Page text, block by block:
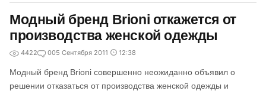
Модный бренд Brioni откажется от
производства женской одежды
4422 005 Сентября 2011 12:38
Модный бренд Brioni совершенно неожиданно объявил о
решении отказаться от производства женской одежды и